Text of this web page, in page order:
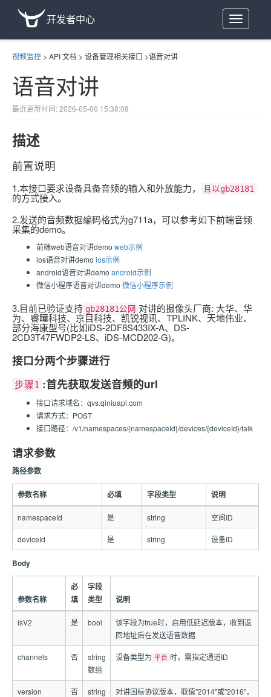
Toggle
navigation
开发者中心
视频监控 > API 文档 > 设备管理相关接口 >语音对讲
语音对讲
最近更新时间: 2026-05-06 15:38:08
描述
前置说明
1.本接口要求设备具备音频的输入和外放能力， 且以gb28181
的方式接入。
2.发送的音频数据编码格式为g711a，可以参考如下前端音频
采集的demo。
前端web语音对讲demo web示例
ios语音对讲demo ios示例
android语音对讲demo android示例
微信小程序语音对讲demo 微信小程序示例
3.目前已验证支持 gb28181公网 对讲的摄像头厂商: 大华、华
为、睿瞳科技、京目科技、凯锐视讯、TPLINK、天地伟业、
部分海康型号(比如iDS-2DF8S433IX-A、DS-
2CD3T47FWDP2-LS、iDS-MCD202-G)。
接口分两个步骤进行
步骤1 :首先获取发送音频的url
接口请求域名：qvs.qiniuapi.com
请求方式：POST
接口路径：/v1/namespaces/{namespaceId}/devices/{deviceId}/talk
请求参数
路径参数
参数名称 必填 字段类型 说明
namespaceId 是 string 空间ID
deviceId 是 string 设备ID
Body
参数名称
必
填
字段
类型
说明
isV2 是 bool
该字段为true时，启用低延迟版本，收到返
回地址后在发送语音数据
channels 否
string
数组
设备类型为 平台 时，需指定通道ID
version 否 string
对讲国标协议版本，取值"2014"或"2016"，